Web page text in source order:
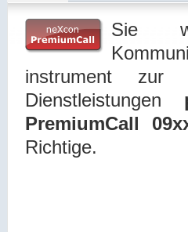
Sie
instrument zur
Dienstleistungen
PremiumCall
Richtige.